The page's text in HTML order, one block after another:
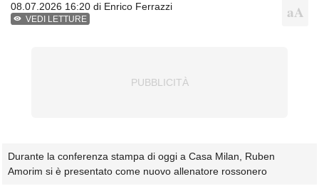
08.07.2026 16:20 di Enrico Ferrazzi
VEDI LETTURE
Durante la conferenza stampa di oggi a Casa Milan, Ruben
Amorim si è presentato come nuovo allenatore rossonero